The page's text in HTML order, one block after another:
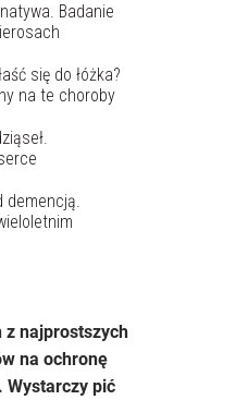
Badanie
się do łóżka?
na te choroby
demencją.
z najprostszych
na ochronę
Wystarczy pić